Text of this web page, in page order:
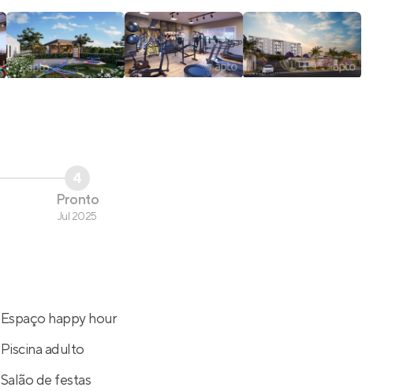
4
Pronto
Jul 2025
Espaço happy hour
Piscina adulto
Salão de festas